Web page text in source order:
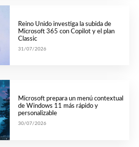
Reino Unido investiga la subida de
Microsoft 365 con Copilot y el plan
Classic
31/07/2026
Microsoft prepara un menú contextual
de Windows 11 más rápido y
personalizable
30/07/2026